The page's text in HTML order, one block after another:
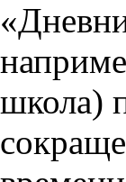
школа)